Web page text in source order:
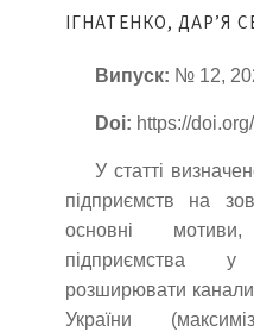
ІГНАТЕНКО, ДАР’Я
Випуск: № 12,
Doi: https://
У статті
підприємств на
основні
підприємства
розширювати канали
України